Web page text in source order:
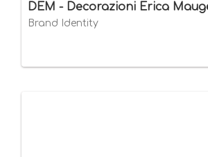
DEM - Decorazioni Erica
Brand Identity